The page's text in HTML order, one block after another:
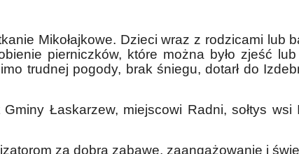
Mikołajkowe. Dzieci wraz z rodzicami lub
pierniczków, które można było zjeść
trudnej pogody, brak śniegu, dotarł do
Łaskarzew, miejscowi Radni, sołtys
za dobrą zabawę, zaangażowanie i